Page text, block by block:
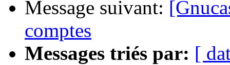
Message suivant:
comptes
Messages triés par: [